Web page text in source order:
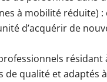
à mobilité
d’acquérir de
résidant
de qualité et adaptés